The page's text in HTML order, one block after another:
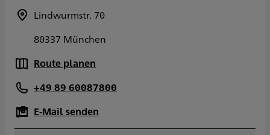
Lindwurmstr. 70
80337 München
Route planen
+49 89 60087800
E-Mail senden